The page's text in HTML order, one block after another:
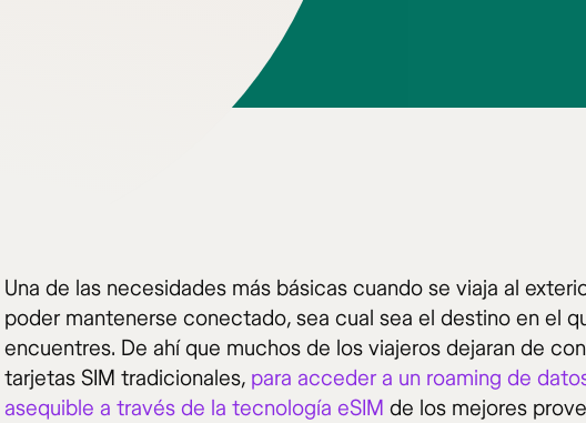
Una de las necesidades más básicas cuando se viaja al
poder mantenerse conectado, sea cual sea el destino en el
encuentres. De ahí que muchos de los viajeros dejaran de
tarjetas SIM tradicionales, para acceder a un roaming de
asequible a través de la tecnología eSIM de los mejores